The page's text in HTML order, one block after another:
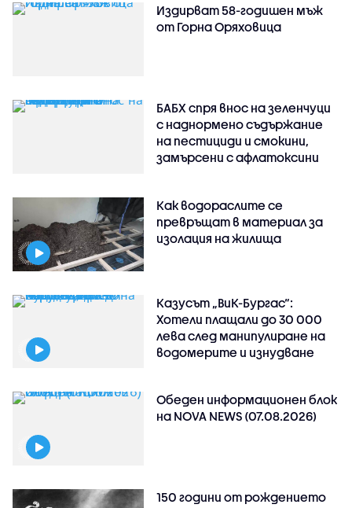
Издирват 58-годишен мъж
от Горна Оряховица
БАБХ спря внос на зеленчуци
с наднормено съдържание
на пестициди и смокини,
замърсени с афлатоксини
Как водораслите се
превръщат в материал за
изолация на жилища
Казусът „ВиК-Бургас“:
Хотели плащали до 30 000
лева след манипулиране на
водомерите и изнудване
Обеден информационен блок
на NOVA NEWS (07.08.2026)
150 години от рождението